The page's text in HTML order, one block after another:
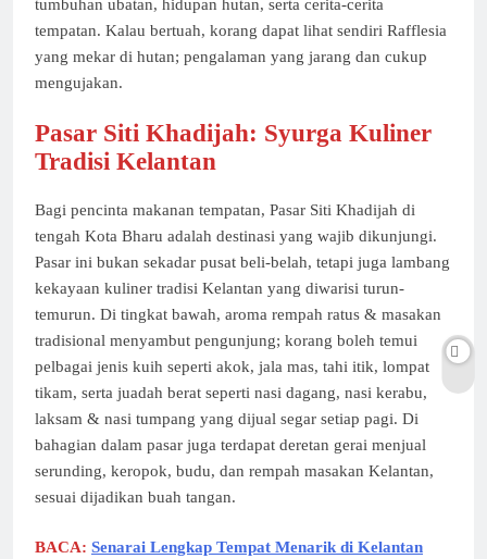
tumbuhan ubatan, hidupan hutan, serta cerita-cerita
tempatan. Kalau bertuah, korang dapat lihat sendiri Rafflesia
yang mekar di hutan; pengalaman yang jarang dan cukup
mengujakan.
Pasar Siti Khadijah: Syurga Kuliner
Tradisi Kelantan
Bagi pencinta makanan tempatan, Pasar Siti Khadijah di
tengah Kota Bharu adalah destinasi yang wajib dikunjungi.
Pasar ini bukan sekadar pusat beli-belah, tetapi juga lambang
kekayaan kuliner tradisi Kelantan yang diwarisi turun-
temurun. Di tingkat bawah, aroma rempah ratus & masakan
tradisional menyambut pengunjung; korang boleh temui
pelbagai jenis kuih seperti akok, jala mas, tahi itik, lompat
tikam, serta juadah berat seperti nasi dagang, nasi kerabu,
laksam & nasi tumpang yang dijual segar setiap pagi. Di
bahagian dalam pasar juga terdapat deretan gerai menjual
serunding, keropok, budu, dan rempah masakan Kelantan,
sesuai dijadikan buah tangan.
BACA: Senarai Lengkap Tempat Menarik di Kelantan